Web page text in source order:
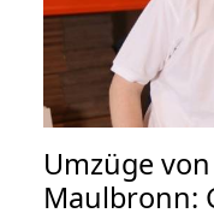
Umzüge
Maulbronn: